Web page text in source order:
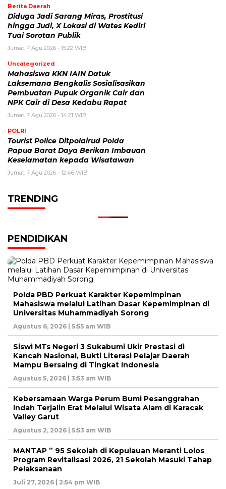
Berita Daerah
Diduga Jadi Sarang Miras, Prostitusi
hingga Judi, X Lokasi di Wates Kediri
Tuai Sorotan Publik
Jumat, 7 Agu 2026 - 15:22 WIB
Uncategorized
Mahasiswa KKN IAIN Datuk
Laksemana Bengkalis Sosialisasikan
Pembuatan Pupuk Organik Cair dan
NPK Cair di Desa Kedabu Rapat
Jumat, 7 Agu 2026 - 14:21 WIB
POLRI
Tourist Police Ditpolairud Polda
Papua Barat Daya Berikan Imbauan
Keselamatan kepada Wisatawan
Jumat, 7 Agu 2026 - 12:46 WIB
TRENDING
PENDIDIKAN
Polda PBD Perkuat Karakter Kepemimpinan
Mahasiswa melalui Latihan Dasar Kepemimpinan di
Universitas Muhammadiyah Sorong
Agustus 6, 2026 | 5:55 am WIB
Siswi MTs Negeri 3 Sukabumi Ukir Prestasi di
Kancah Nasional, Bukti Literasi Pelajar Daerah
Mampu Bersaing di Tingkat Indonesia
Agustus 5, 2026 | 3:53 am WIB
Kebersamaan Warga Perum Bumi Pesanggrahan
Indah Terjalin Erat Melalui Wisata Alam di Karacak
Valley Garut
Agustus 2, 2026 | 5:53 am WIB
MANTAP ” 95 Sekolah di Kepulauan Meranti Lolos
Program Revitalisasi 2026, 21 Sekolah Masuki Tahap
Pelaksanaan
Juli 27, 2026 | 2:54 pm WIB